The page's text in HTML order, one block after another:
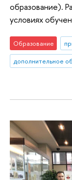
образование).
условиях
Образование
дополнительное